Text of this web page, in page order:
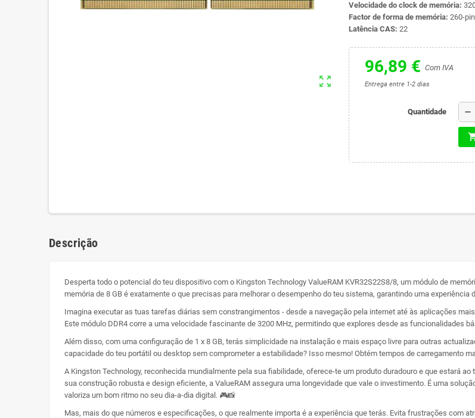
zoom_out_map
Velocidade do clock de memória:
Factor de forma de memória: 260-pin
Latência CAS: 22
96,89 € Com IVA
Entrega entre 1-2 dias
Quantidade remove
Descrição
Desperta todo o potencial do teu dispositivo com o Kingston Technology ValueRAM KVR32S22S8/8, um módulo de
memória de 8 GB é exatamente o que precisas para melhorar o desempenho do teu sistema, garantindo uma experiência
Imagina executar as tuas tarefas diárias sem constrangimentos - desde a navegação pela internet até às aplicações
Este módulo DDR4 corre a uma velocidade fascinante de 3200 MHz, permitindo que explores desde as funcionalidades
Além disso, com uma configuração de 1 x 8 GB, terás simplicidade na instalação e mais espaço livre para outras
capacidade do teu portátil ou desktop sem comprometer a estabilidade? Isso mesmo! Obtém tempos de carregamento
A Kingston Technology, reconhecida mundialmente pela sua fiabilidade, oferece-te um produto duradouro e que estará
sua construção robusta e design eficiente, a ValueRAM assegura uma longevidade que vale o investimento. É uma
valoriza um bom ritmo no seu dia-a-dia digital. 🎮📸
Mas, mais do que números e especificações, o que realmente importa é a experiência que terás. Evita frustrações com